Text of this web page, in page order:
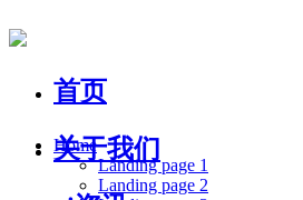
首页
关于我们
Home
Landing page 1
Landing page 2